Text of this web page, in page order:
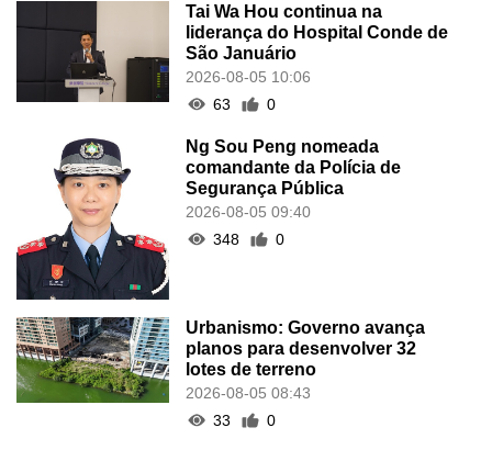
Tai Wa Hou continua na
liderança do Hospital Conde de
São Januário
2026-08-05 10:06
63
0
Ng Sou Peng nomeada
comandante da Polícia de
Segurança Pública
2026-08-05 09:40
348
0
Urbanismo: Governo avança
planos para desenvolver 32
lotes de terreno
2026-08-05 08:43
33
0